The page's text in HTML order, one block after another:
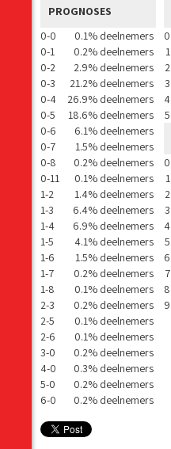
PROGNOSES
0-0
0.1% deelnemers
0-1
0.2% deelnemers
0-2
2.9% deelnemers
0-3
21.2% deelnemers
0-4
26.9% deelnemers
0-5
18.6% deelnemers
0-6
6.1% deelnemers
0-7
1.5% deelnemers
0-8
0.2% deelnemers
0-11
0.1% deelnemers
1-2
1.4% deelnemers
1-3
6.4% deelnemers
1-4
6.9% deelnemers
1-5
4.1% deelnemers
1-6
1.5% deelnemers
1-7
0.2% deelnemers
1-8
0.1% deelnemers
2-3
0.2% deelnemers
2-5
0.1% deelnemers
2-6
0.1% deelnemers
3-0
0.2% deelnemers
4-0
0.3% deelnemers
5-0
0.2% deelnemers
6-0
0.2% deelnemers
0
1
2
3
4
5
0
1
2
3
4
5
6
7
8
9